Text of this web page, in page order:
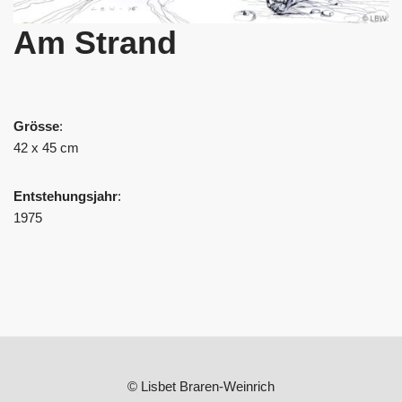
Am Strand
Grösse:
42 x 45 cm
Entstehungsjahr:
1975
© Lisbet Braren-Weinrich